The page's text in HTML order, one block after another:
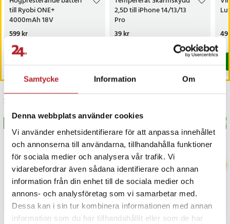
Samtycke Information Om
Denna webbplats använder cookies
Vi använder enhetsidentifierare för att anpassa innehållet
och annonserna till användarna, tillhandahålla funktioner
för sociala medier och analysera vår trafik. Vi
vidarebefordrar även sådana identifierare och annan
information från din enhet till de sociala medier och
annons- och analysföretag som vi samarbetar med.
Dessa kan i sin tur kombinera informationen med annan
information som du har tillhandahållit eller som de har
till Ryobi ONE+
4000mAh 18V
Pris:599 kr
599 kr
Kommer i lager 2026-08-21
2,5D till iPhone 14/13/13
Pro
Pris:39 kr
39 kr
I lager, levereras inom 1-2 vardagar
49
Senast besökta